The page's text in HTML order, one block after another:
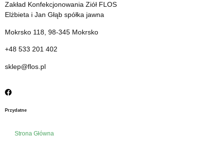
Dostępne wyłącznie w aptekach lub
sklepach zielarsko-medycznych
Zakład Konfekcjonowania Ziół FLOS
Elżbieta i Jan Głąb spółka jawna
Mokrsko 118, 98-345 Mokrsko
+48 533 201 402
sklep@flos.pl
Przydatne
Strona Główna